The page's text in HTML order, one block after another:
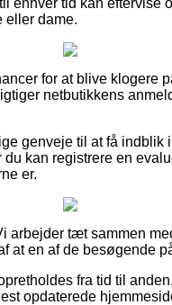
eller dame.
for at blive klogere
netbutikkens
genveje til at få indblik
kan registrere en
er.
arbejder tæt sammen
at en af de besøgende
fra tid til
opdaterede